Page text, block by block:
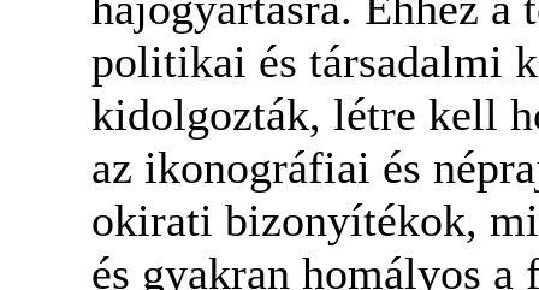
politikai és társadalmi
kidolgozták, létre kell
az ikonográfiai és
okirati bizonyítékok,
és gyakran homályos a